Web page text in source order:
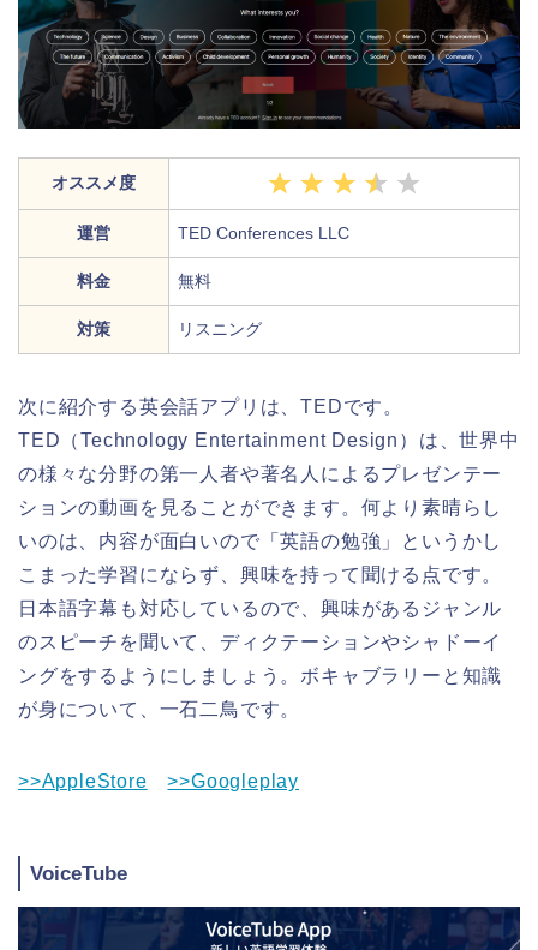
オススメ度
運営 TED Conferences LLC
料金 無料
対策 リスニング
次に紹介する英会話アプリは、TEDです。
TED（Technology Entertainment Design）は、世界中
の様々な分野の第一人者や著名人によるプレゼンテー
ションの動画を見ることができます。何より素晴らし
いのは、内容が面白いので「英語の勉強」というかし
こまった学習にならず、興味を持って聞ける点です。
日本語字幕も対応しているので、興味があるジャンル
のスピーチを聞いて、ディクテーションやシャドーイ
ングをするようにしましょう。ボキャブラリーと知識
が身について、一石二鳥です。
>>AppleStore >>Googleplay
VoiceTube